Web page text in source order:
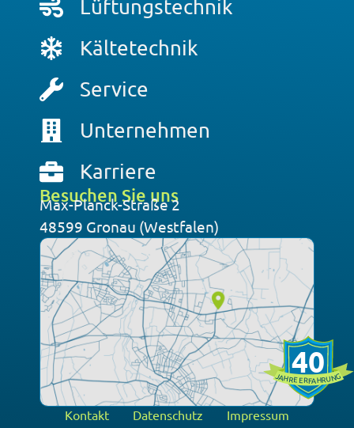
Lüftungstechnik
Kältetechnik
Service
Unternehmen
Karriere
Besuchen Sie uns
Max-Planck-Straße 2
48599 Gronau (Westfalen)
Kontakt Datenschutz Impressum
40
JAHREERFAHRUNG